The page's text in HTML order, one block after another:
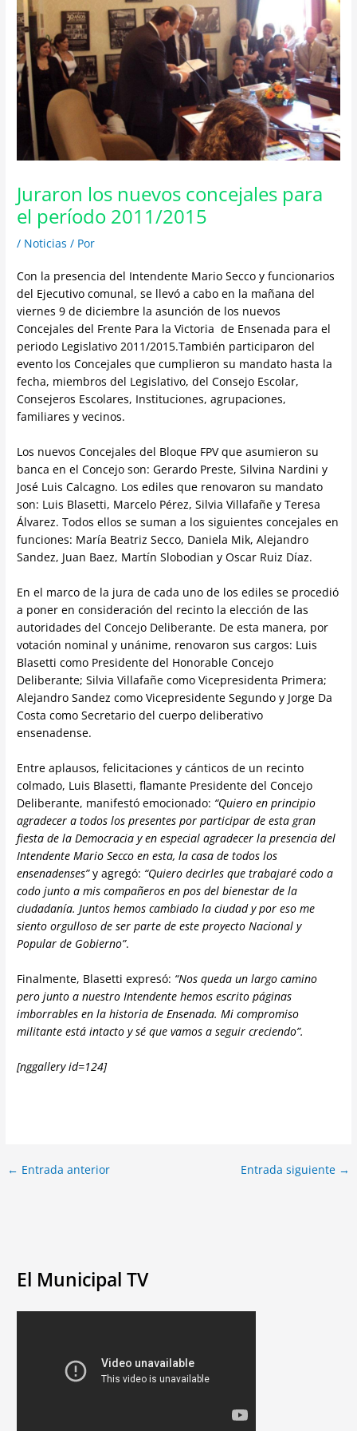
Juraron los nuevos concejales para
el período 2011/2015
/ Noticias / Por
Con la presencia del Intendente Mario Secco y funcionarios
del Ejecutivo comunal, se llevó a cabo en la mañana del
viernes 9 de diciembre la asunción de los nuevos
Concejales del Frente Para la Victoria de Ensenada para el
periodo Legislativo 2011/2015.También participaron del
evento los Concejales que cumplieron su mandato hasta la
fecha, miembros del Legislativo, del Consejo Escolar,
Consejeros Escolares, Instituciones, agrupaciones,
familiares y vecinos.
Los nuevos Concejales del Bloque FPV que asumieron su
banca en el Concejo son: Gerardo Preste, Silvina Nardini y
José Luis Calcagno. Los ediles que renovaron su mandato
son: Luis Blasetti, Marcelo Pérez, Silvia Villafañe y Teresa
Álvarez. Todos ellos se suman a los siguientes concejales en
funciones: María Beatriz Secco, Daniela Mik, Alejandro
Sandez, Juan Baez, Martín Slobodian y Oscar Ruiz Díaz.
En el marco de la jura de cada uno de los ediles se procedió
a poner en consideración del recinto la elección de las
autoridades del Concejo Deliberante. De esta manera, por
votación nominal y unánime, renovaron sus cargos: Luis
Blasetti como Presidente del Honorable Concejo
Deliberante; Silvia Villafañe como Vicepresidenta Primera;
Alejandro Sandez como Vicepresidente Segundo y Jorge Da
Costa como Secretario del cuerpo deliberativo
ensenadense.
Entre aplausos, felicitaciones y cánticos de un recinto
colmado, Luis Blasetti, flamante Presidente del Concejo
Deliberante, manifestó emocionado: “Quiero en principio
agradecer a todos los presentes por participar de esta gran
fiesta de la Democracia y en especial agradecer la presencia del
Intendente Mario Secco en esta, la casa de todos los
ensenadenses”y agregó: “Quiero decirles que trabajaré codo a
codo junto a mis compañeros en pos del bienestar de la
ciudadanía. Juntos hemos cambiado la ciudad y por eso me
siento orgulloso de ser parte de este proyecto Nacional y
Popular de Gobierno”.
Finalmente, Blasetti expresó: “Nos queda un largo camino
pero junto a nuestro Intendente hemos escrito páginas
imborrables en la historia de Ensenada. Mi compromiso
militante está intacto y sé que vamos a seguir creciendo”.
[nggallery id=124]
← Entrada anterior Entrada siguiente →
El Municipal TV